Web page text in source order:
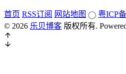
首页 RSS订阅 网站地图
粤ICP
© 2026 乐贝博客 版权所有.